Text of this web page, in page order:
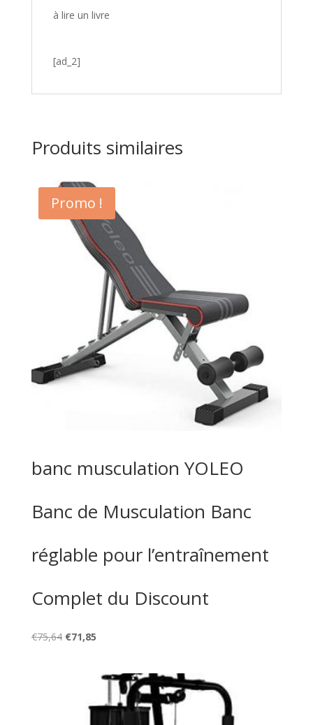
à lire un livre
[ad_2]
Produits similaires
Promo !
banc musculation YOLEO
Banc de Musculation Banc
réglable pour l’entraînement
Complet du Discount
€75,64 Le
€71,85Le
est :
€71,85.